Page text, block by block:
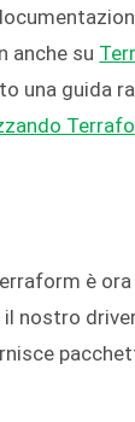
anche su
una guida
è
nostro